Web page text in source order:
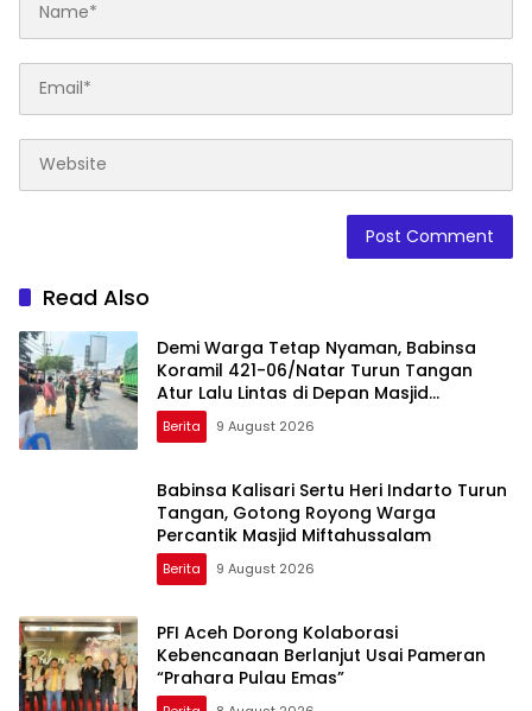
Read Also
Demi Warga Tetap Nyaman, Babinsa
Koramil 421-06/Natar Turun Tangan
Atur Lalu Lintas di Depan Masjid
Baiturrohim
Berita 9 August 2026
Babinsa Kalisari Sertu Heri Indarto Turun
Tangan, Gotong Royong Warga
Percantik Masjid Miftahussalam
Berita 9 August 2026
PFI Aceh Dorong Kolaborasi
Kebencanaan Berlanjut Usai Pameran
“Prahara Pulau Emas”